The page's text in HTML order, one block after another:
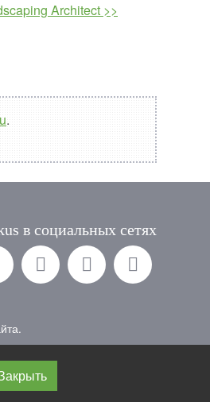
Architect >>
.
в социальных сетях